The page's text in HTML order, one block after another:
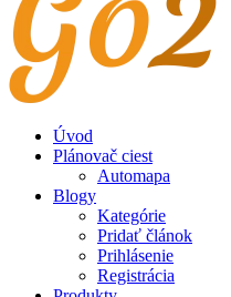
Úvod
Plánovač ciest
Automapa
Blogy
Kategórie
Pridať článok
Prihlásenie
Registrácia